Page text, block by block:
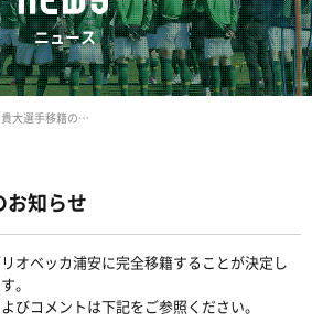
ニュース
田中貴大選手移籍のお知らせ
お知らせ
オベッカ浦安に完全移籍することが決定し
。
びコメントは下記をご参照ください。